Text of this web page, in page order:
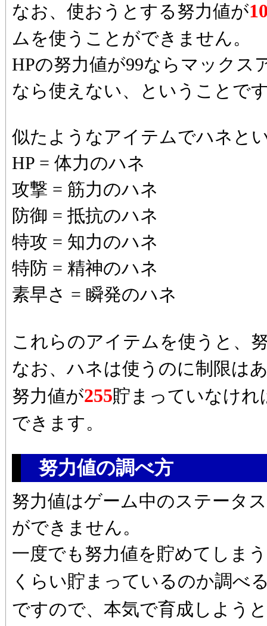
なお、使おうとする努力値が
ムを使うことができません。
HPの努力値が99ならマックス
なら使えない、ということで
似たようなアイテムでハネと
HP = 体力のハネ
攻撃 = 筋力のハネ
防御 = 抵抗のハネ
特攻 = 知力のハネ
特防 = 精神のハネ
素早さ = 瞬発のハネ
これらのアイテムを使うと、
なお、ハネは使うのに制限は
努力値が255貯まっていなけ
できます。
努力値の調べ方
努力値はゲーム中のステータ
ができません。
一度でも努力値を貯めてしま
くらい貯まっているのか調べ
ですので、本気で育成しよう